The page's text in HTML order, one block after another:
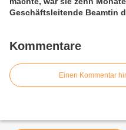
Geschäftsleitende Beamtin
Kommentare
Einen Kommentar